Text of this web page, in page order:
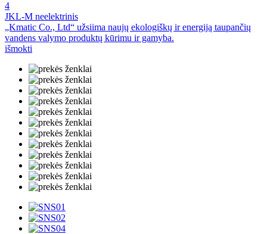
4
JKL-M neelektrinis
„Kmatic Co., Ltd“ užsiima naujų ekologiškų ir energiją taupančių
vandens valymo produktų kūrimu ir gamyba.
išmokti